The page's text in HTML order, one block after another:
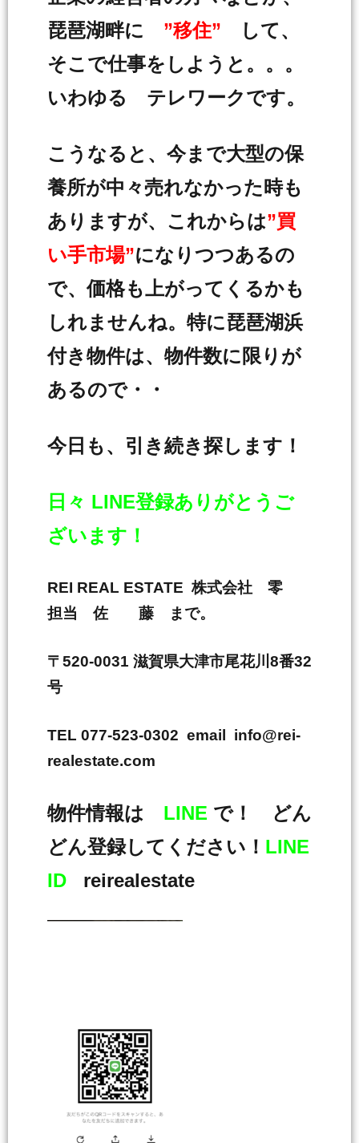
琵琶湖畔に ”移住”
して、
そこで仕事をしようと。。。
いわゆる テレワークです。
こうなると、今まで大型の保
養所が中々売れなかった時も
ありますが、これからは”買
い手市場”になりつつあるの
で、価格も上がってくるかも
しれませんね。特に琵琶湖浜
付き物件は、物件数に限りが
あるので・・
今日も、引き続き探します！
日々 LINE登録ありがとうご
ざいます！
REI REAL ESTATE 株式会社 零
担当 佐 藤 まで。
〒520-0031 滋賀県大津市尾花川8番32
号
TEL 077-523-0302 email info@rei-
realestate.com
物件情報は LINE で！ どん
どん登録してください！ LINE
ID reirealestate